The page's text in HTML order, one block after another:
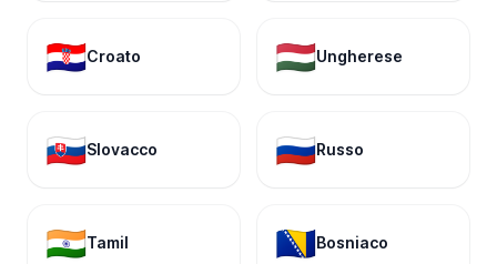
🇭🇷Croato 🇭🇺Ungherese
🇸🇰Slovacco 🇷🇺Russo
🇮🇳Tamil 🇧🇦Bosniaco